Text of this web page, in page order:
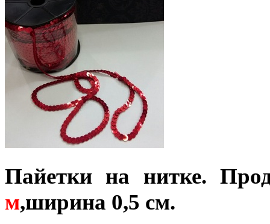
Пайетки на нитке.
м,ширина 0,5 см.